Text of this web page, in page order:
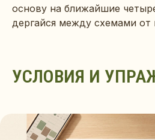
основу на ближайшие
дергайся между схемами от
УСЛОВИЯ И